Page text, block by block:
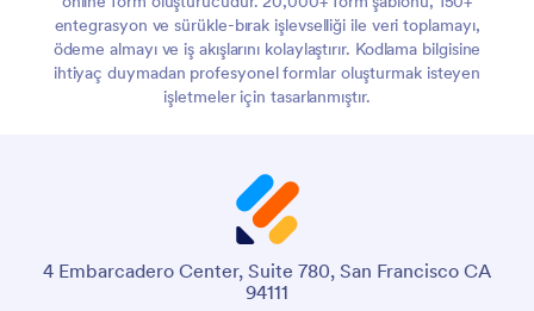
entegrasyon ve sürükle-bırak işlevselliği ile veri toplamayı,
ödeme almayı ve iş akışlarını kolaylaştırır. Kodlama bilgisine
ihtiyaç duymadan profesyonel formlar oluşturmak isteyen
işletmeler için tasarlanmıştır.
4 Embarcadero Center, Suite 780, San Francisco CA
94111